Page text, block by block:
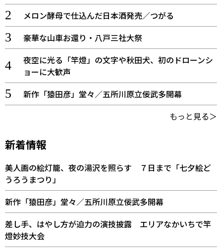
メロン酵母で仕込んだ日本酒発売／つがる
豪華な山車お還り・八戸三社大祭
夜空に光る「竿燈」の文字や秋田犬、初のドローンシ
ョーに大歓声
新作「猿田彦」堂々／五所川原立佞武多開幕
もっと見る＞
新着情報
美人画の絵灯籠、夜の湯沢を照らす ７日まで「七夕絵ど
うろうまつり」
新作「猿田彦」堂々／五所川原立佞武多開幕
差し手、はやし方が迫力の演技披露 エリアなかいちで竿
燈妙技大会